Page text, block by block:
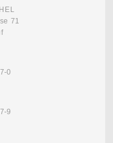
71
0
9